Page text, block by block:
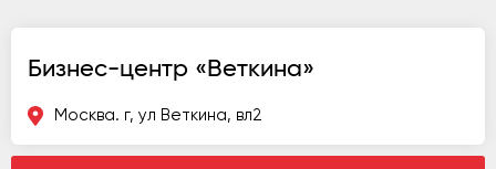
Бизнес-центр «Веткина»
Москва. г, ул Веткина, вл2